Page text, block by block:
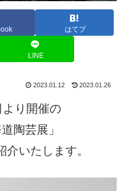
はてブ
LINE
2023.01.12 2023.01.26
り開催の
陶芸展」
いたします。